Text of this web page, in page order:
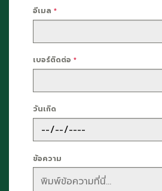
อีเมล *
เบอร์ติดต่อ *
วันเกิด
ข้อความ